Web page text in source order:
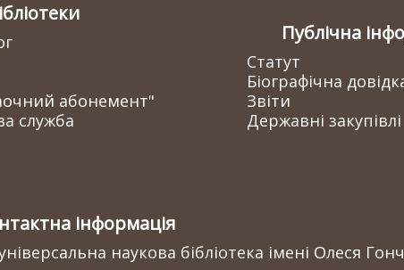
абонемент"
служба
Публічна
Статут
Біографічна
Звіти
Державні закупівлі
інформація
наукова бібліотека імені Олеся